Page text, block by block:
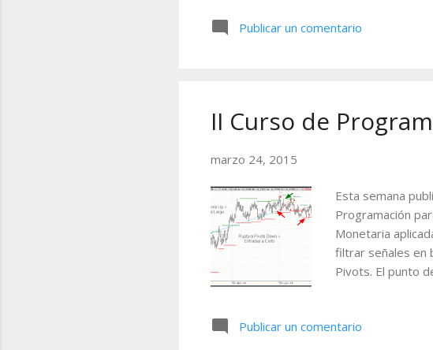
incorporar un
Publicar un comentario
II Curso de
marzo 24, 2015
Esta semana
Programación
Monetaria
filtrar señales en
Pivots. El punto
funciones
Publicar un comentario